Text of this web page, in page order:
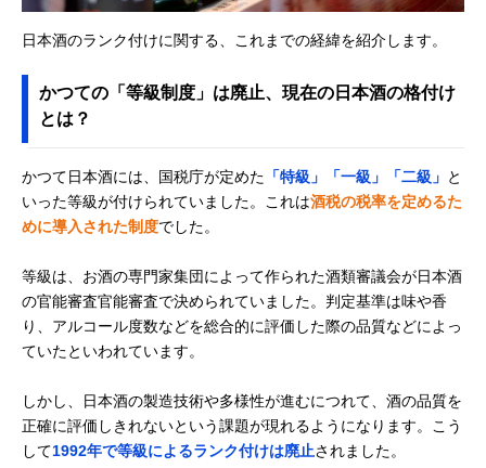
日本酒のランク付けに関する、これまでの経緯を紹介します。
かつての「等級制度」は廃止、現在の日本酒の格付け
とは？
かつて日本酒には、国税庁が定めた 「特級」「一級」「二級」 と
いった等級が付けられていました。これは酒税の税率を定めるた
めに導入された制度でした。
等級は、お酒の専門家集団によって作られた酒類審議会が日本酒
の官能審査官能審査で決められていました。判定基準は味や香
り、アルコール度数などを総合的に評価した際の品質などによっ
ていたといわれています。
しかし、日本酒の製造技術や多様性が進むにつれて、酒の品質を
正確に評価しきれないという課題が現れるようになります。こう
して1992年で等級によるランク付けは廃止されました。